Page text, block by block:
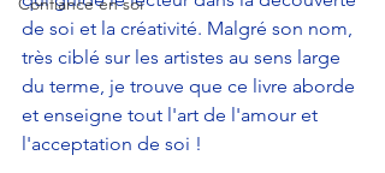
de soi et la créativité. Malgré son nom,
très ciblé sur les artistes au sens large
du terme, je trouve que ce livre aborde
et enseigne tout l'art de l'amour et
l'acceptation de soi !